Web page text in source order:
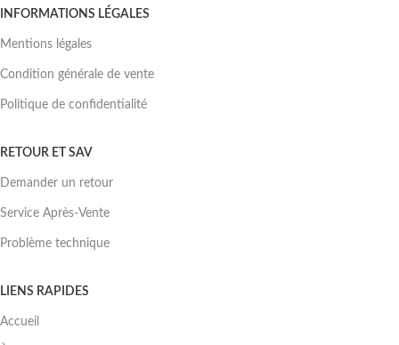
INFORMATIONS LÉGALES
Mentions légales
Condition générale de vente
Politique de confidentialité
RETOUR ET SAV
Demander un retour
Service Après-Vente
Problème technique
LIENS RAPIDES
Accueil